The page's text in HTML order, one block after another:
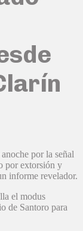
por la señal
por extorsión y
informe revelador.
el modus
de Santoro para